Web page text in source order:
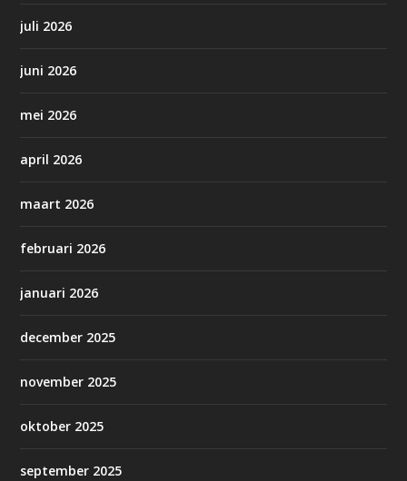
juli 2026
juni 2026
mei 2026
april 2026
maart 2026
februari 2026
januari 2026
december 2025
november 2025
oktober 2025
september 2025